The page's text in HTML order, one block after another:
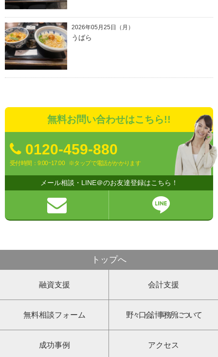
2026年05月25日（月）
うばら
無料お問い合わせはこちら!!
0120-459-880
受付時間：9:00~17:00 ※タップで電話がかかります
メール相談・LINE＠のお友達登録はこちら！
トップへ
融資支援 会計支援
無料相談フォーム 野々口会計事務所について
成功事例 アクセス